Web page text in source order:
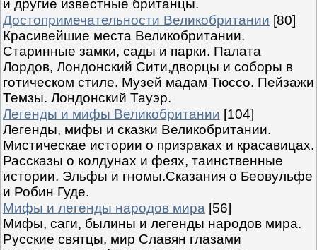
и другие известные британцы.
Достопримечательности Великобритании [80]
Красивейшие места Великобритании.
Старинные замки, сады и парки. Палата
Лордов, Лондонский Сити,дворцы и соборы в
готическом стиле. Музей мадам Тюссо. Пейзажи
Темзы. Лондонский Тауэр.
Легенды и мифы Великобритании [104]
Легенды, мифы и сказки Великобритании.
Мистическае истории о призраках и красавицах.
Рассказы о колдунах и феях, таинственные
истории. Эльфы и гномы.Сказания о Беовульфе
и Робин Гуде.
Мифы и легенды народов мира [56]
Мифы, саги, былины и легенды народов мира.
Русские святцы, мир Славян глазами